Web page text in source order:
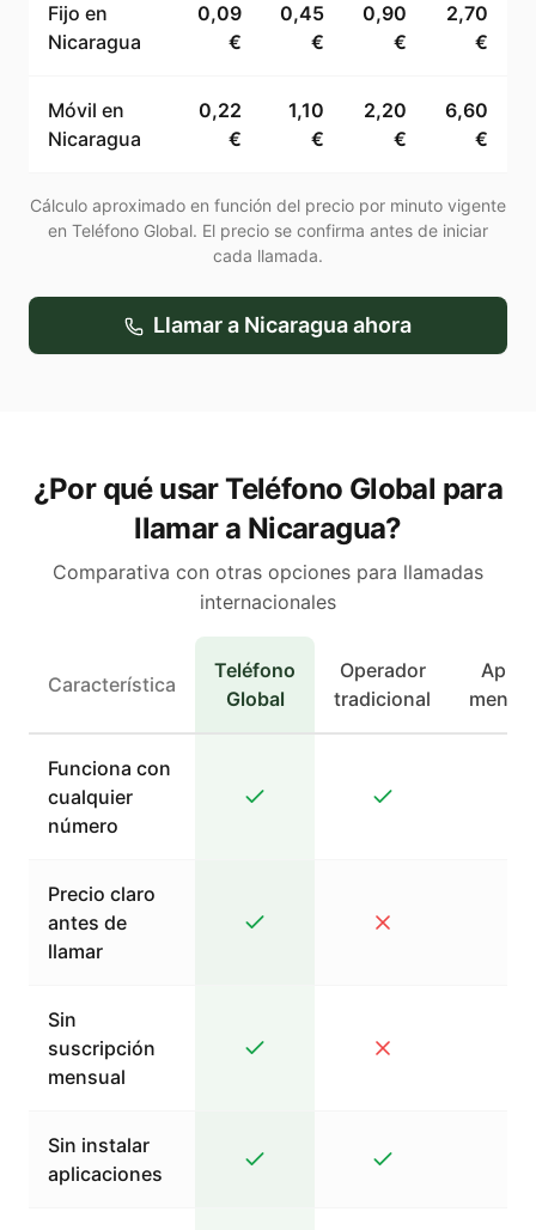
Fijo en
Nicaragua
0,09
€
0,45
€
0,90
€
2,70
€
Móvil en
Nicaragua
0,22
€
1,10
€
2,20
€
6,60
€
Cálculo aproximado en función del precio por minuto vigente
en Teléfono Global. El precio se confirma antes de iniciar
cada llamada.
Llamar a Nicaraguaahora
¿Por qué usar Teléfono Global para
llamar a Nicaragua?
Comparativa con otras opciones para llamadas
internacionales
Característica
Teléfono
Global
Operador
tradicional
Apps
Funciona con
cualquier
número
Precio claro
antes de
llamar
Sin
suscripción
mensual
Sin instalar
aplicaciones